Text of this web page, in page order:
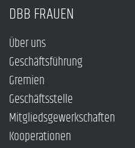
DBB FRAUEN
Über uns
Geschäftsführung
Gremien
Geschäftsstelle
Mitgliedsgewerkschaften
Kooperationen